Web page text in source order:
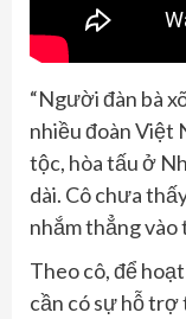
“Người đàn bà
nhiều đoàn Việt
tộc, hòa tấu ở
dài. Cô chưa
nhắm thẳng
Theo cô, để
cần có sự hỗ trợ